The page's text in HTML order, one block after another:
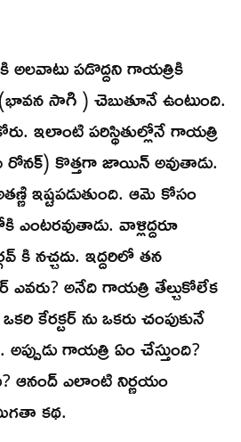
పడొద్దని గాయత్రికి
సాగి ) చెబుతూనే ఉంటుంది.
ఇలాంటి పరిస్థితుల్లోనే గాయత్రి
కొత్తగా జాయిన్ అవుతాడు.
ఇష్టపడుతుంది. ఆమె కోసం
వాళ్లిద్దరూ
కి నచ్చదు. ఇద్దరిలో తన
ఎవరు? అనేది గాయత్రి తేల్చుకోలేక
కేరక్టర్ ను ఒకరు చంపుకునే
అప్పుడు గాయత్రి ఏం చేస్తుంది?
ఆనంద్ ఎలాంటి నిర్ణయం
కథ.